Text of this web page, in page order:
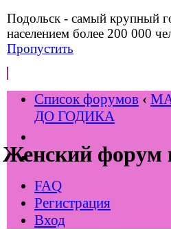
Подольск - самый крупный
населением более 200 000
Пропустить
Женский форум
Список форумов ‹
ДО ГОДИКА
FAQ
Регистрация
Вход